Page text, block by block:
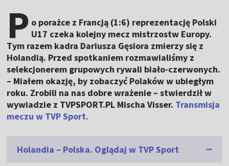
P o porażce z Francją (1:6) reprezentację Polski
U17 czeka kolejny mecz mistrzostw Europy.
Tym razem kadra Dariusza Gęsiora zmierzy się z
Holandią. Przed spotkaniem rozmawialiśmy z
selekcjonerem grupowych rywali biało-czerwonych.
– Miałem okazję, by zobaczyć Polaków w ubiegłym
roku. Zrobili na nas dobre wrażenie – stwierdził w
wywiadzie z TVPSPORT.PL Mischa Visser. Transmisja
meczu w TVP Sport.
Holandia – Polska. Oglądaj w TVP Sport